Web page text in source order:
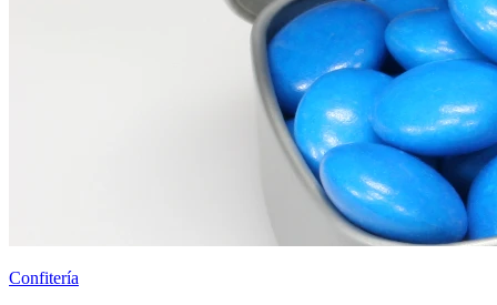
Confitería